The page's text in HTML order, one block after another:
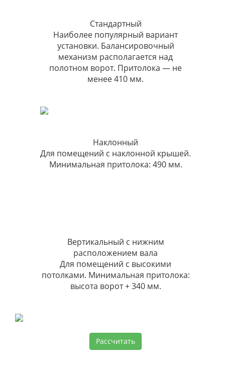
Стандартный
Наиболее популярный вариант
установки. Балансировочный
механизм располагается над
полотном ворот. Притолока — не
менее 410 мм.
Наклонный
Для помещений с наклонной крышей.
Минимальная притолока: 490 мм.
Вертикальный с нижним
расположением вала
Для помещений с высокими
потолками. Минимальная притолока:
высота ворот + 340 мм.
Рассчитать